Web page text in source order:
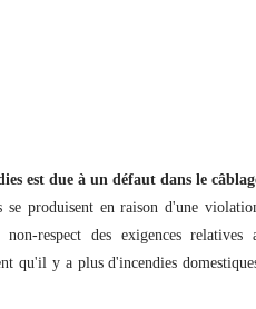
est due à un défaut dans le
produisent en raison d'une
respect des exigences relatives
qu'il y a plus d'incendies